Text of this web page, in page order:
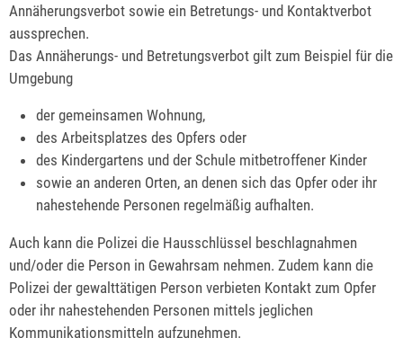
Annäherungsverbot sowie ein Betretungs- und Kontaktverbot
aussprechen.
Das Annäherungs- und Betretungsverbot gilt zum Beispiel für die
Umgebung
der gemeinsamen Wohnung,
des Arbeitsplatzes des Opfers oder
des Kindergartens und der Schule mitbetroffener Kinder
sowie an anderen Orten, an denen sich das Opfer oder ihr
nahestehende Personen regelmäßig aufhalten.
Auch kann die Polizei die Hausschlüssel beschlagnahmen
und/oder die Person in Gewahrsam nehmen. Zudem kann die
Polizei der gewalttätigen Person verbieten Kontakt zum Opfer
oder ihr nahestehenden Personen mittels jeglichen
Kommunikationsmitteln aufzunehmen.